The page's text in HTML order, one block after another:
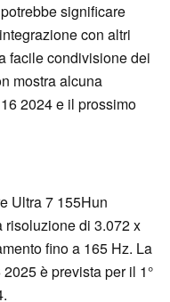
significare
con altri
facile condivisione dei
mostra alcuna
2024 e il prossimo
Ultra 7 155Hun
di 3.072 x
fino a 165 Hz. La
è prevista per il 1°